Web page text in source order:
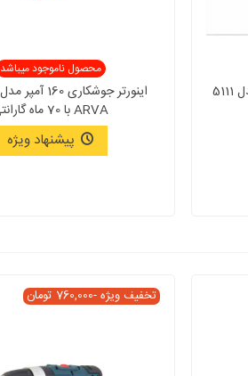
کارواش 110بار ذغالی آروا ARVA مدل 5111
محصول ناموجود میباشد
ARVA با 70 ماه گارانتی
پیشنهاد ویژه
تخفیف ویژه-760,000 تومان